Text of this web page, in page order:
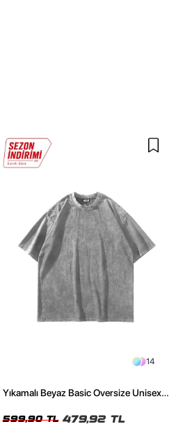
14
Yıkamalı Beyaz Basic Oversize Unisex
599,90 TL 479,92 TL